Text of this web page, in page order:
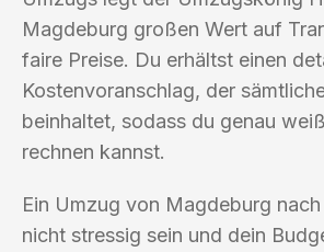
Magdeburg großen Wert auf
faire Preise. Du erhältst einen
Kostenvoranschlag, der
beinhaltet, sodass du genau
rechnen kannst.
Ein Umzug von Magdeburg
nicht stressig sein und dein